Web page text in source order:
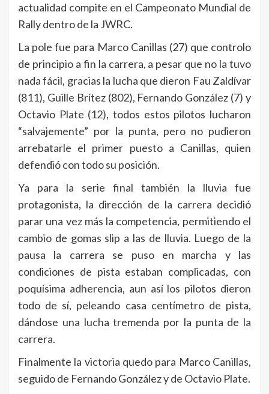
actualidad compite en el Campeonato Mundial de
Rally dentro de la JWRC.
La pole fue para Marco Canillas (27) que controlo
de principio a fin la carrera, a pesar que no la tuvo
nada fácil, gracias la lucha que dieron Fau Zaldívar
(811), Guille Brítez (802), Fernando González (7) y
Octavio Plate (12), todos estos pilotos lucharon
“salvajemente” por la punta, pero no pudieron
arrebatarle el primer puesto a Canillas, quien
defendió con todo su posición.
Ya para la serie final también la lluvia fue
protagonista, la dirección de la carrera decidió
parar una vez más la competencia, permitiendo el
cambio de gomas slip a las de lluvia. Luego de la
pausa la carrera se puso en marcha y las
condiciones de pista estaban complicadas, con
poquísima adherencia, aun así los pilotos dieron
todo de sí, peleando casa centímetro de pista,
dándose una lucha tremenda por la punta de la
carrera.
Finalmente la victoria quedo para Marco Canillas,
seguido de Fernando González y de Octavio Plate.